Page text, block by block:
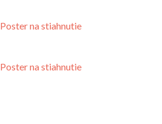
Poster na stiahnutie
Poster na stiahnutie